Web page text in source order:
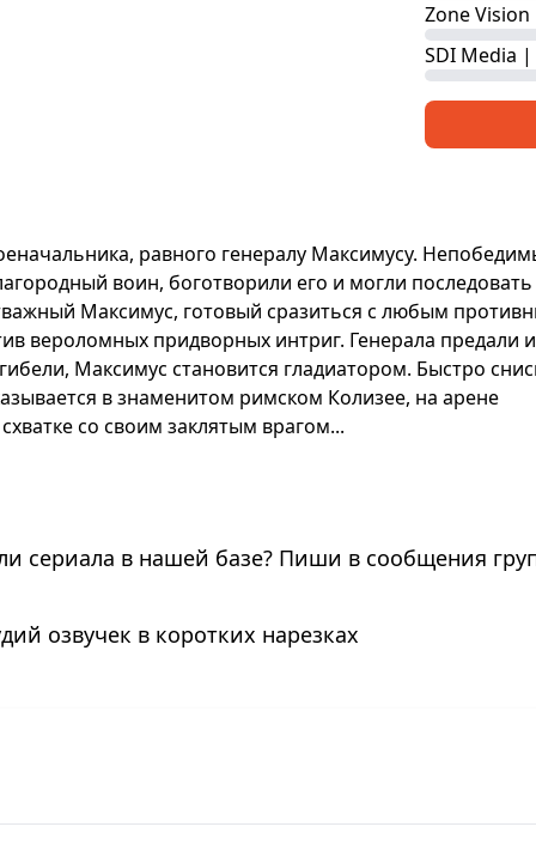
Zone Vision
SDI Media |
равного генералу Максимусу.
воин, боготворили его и могли последовать
Максимус, готовый сразиться с любым
вероломных придворных интриг. Генерала предали и
Максимус становится гладиатором. Быстро
в знаменитом римском Колизее, на арене
со своим заклятым врагом...
сериала в нашей базе? Пиши в сообщения
озвучек в коротких нарезках